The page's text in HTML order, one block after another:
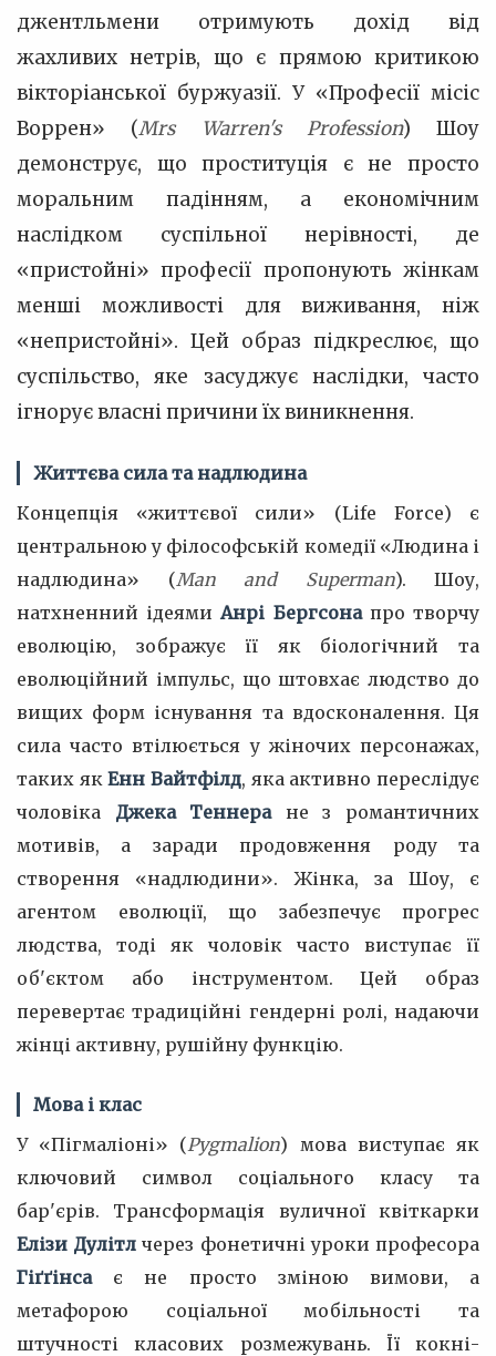
джентльмени отримують дохід від
жахливих нетрів, що є прямою критикою
вікторіанської буржуазії. У «Професії місіс
Воррен» (Mrs Warren's Profession) Шоу
демонструє, що проституція є не просто
моральним падінням, а економічним
наслідком суспільної нерівності, де
«пристойні» професії пропонують жінкам
менші можливості для виживання, ніж
«непристойні». Цей образ підкреслює, що
суспільство, яке засуджує наслідки, часто
ігнорує власні причини їх виникнення.
Життєва сила та надлюдина
Концепція «життєвої сили» (Life Force) є
центральною у філософській комедії «Людина і
надлюдина» (Man and Superman). Шоу,
натхненний ідеямиАнрі Бергсонапро творчу
еволюцію, зображує її як біологічний та
еволюційний імпульс, що штовхає людство до
вищих форм існування та вдосконалення. Ця
сила часто втілюється у жіночих персонажах,
таких якЕнн Вайтфілд, яка активно переслідує
чоловіка Джека Теннеране з романтичних
мотивів, а заради продовження роду та
створення «надлюдини». Жінка, за Шоу, є
агентом еволюції, що забезпечує прогрес
людства, тоді як чоловік часто виступає її
об'єктом або інструментом. Цей образ
перевертає традиційні гендерні ролі, надаючи
жінці активну, рушійну функцію.
Мова і клас
У «Пігмаліоні» (Pygmalion) мова виступає як
ключовий символ соціального класу та
бар'єрів. Трансформація вуличної квіткарки
Елізи Дулітл через фонетичні уроки професора
Гіґґінсає не просто зміною вимови, а
метафорою соціальної мобільності та
штучності класових розмежувань. Її кокні-